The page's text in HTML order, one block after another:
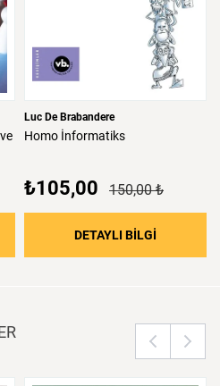
ve
Şef: Bürokratik Tutuculuk ve Liderlik
Luc De Brabandere
Homo İnformatiks
₺105,00 150,00 ₺
DETAYLI BİLGİ